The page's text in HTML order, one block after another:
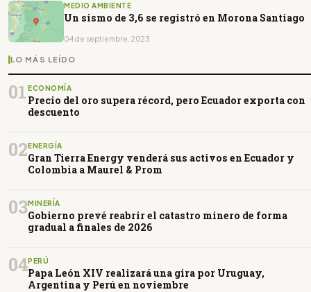
MEDIO AMBIENTE
Un sismo de 3,6 se registró en Morona Santiago
04 de septiembre, 2023
LO MÁS LEÍDO
01 ECONOMÍA
Precio del oro supera récord, pero Ecuador exporta con
descuento
02ENERGÍA
Gran Tierra Energy venderá sus activos en Ecuador y
Colombia a Maurel & Prom
03MINERÍA
Gobierno prevé reabrir el catastro minero de forma
gradual a finales de 2026
04PERÚ
Papa León XIV realizará una gira por Uruguay,
Argentina y Perú en noviembre